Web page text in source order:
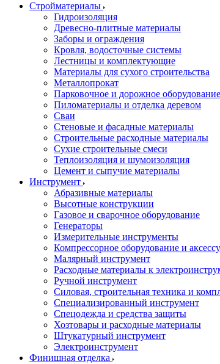
Стройматериалы
Гидроизоляция
Древесно-плитные материалы
Заборы и ограждения
Кровля, водосточные системы
Лестницы и комплектующие
Материалы для сухого строительства
Металлопрокат
Парковочное и дорожное оборудование
Пиломатериалы и отделка деревом
Сваи
Стеновые и фасадные материалы
Строительные расходные материалы
Сухие строительные смеси
Теплоизоляция и шумоизоляция
Цемент и сыпучие материалы
Инструмент
Абразивные материалы
Высотные конструкции
Газовое и сварочное оборудование
Генераторы
Измерительные инструменты
Компрессорное оборудование и
Малярный инструмент
Расходные материалы к
Ручной инструмент
Силовая, строительная техника и
Специализированный инструмент
Спецодежда и средства защиты
Хозтовары и расходные материалы
Штукатурный инструмент
Электроинструмент
Финишная отделка